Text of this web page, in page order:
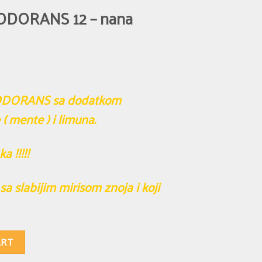
12 – nana
sa dodatkom
mente ) i limuna.
!!!!!
slabijim mirisom znoja i koji
(menta) i limun quantity